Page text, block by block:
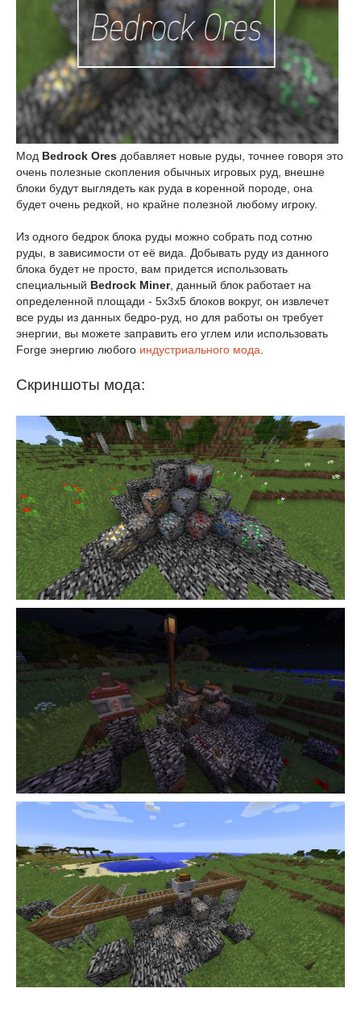
Мод Bedrock Ores добавляет новые руды, точнее говоря это
очень полезные скопления обычных игровых руд, внешне
блоки будут выглядеть как руда в коренной породе, она
будет очень редкой, но крайне полезной любому игроку.
Из одного бедрок блока руды можно собрать под сотню
руды, в зависимости от её вида. Добывать руду из данного
блока будет не просто, вам придется использовать
специальный Bedrock Miner, данный блок работает на
определенной площади - 5х3х5 блоков вокруг, он извлечет
все руды из данных бедро-руд, но для работы он требует
энергии, вы можете заправить его углем или использовать
Forge энергию любого индустриального мода
Скриншоты мода: